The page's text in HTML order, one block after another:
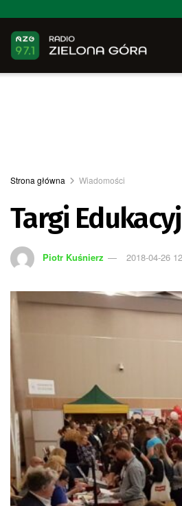
Strona główna Wiadomości
Targi
Piotr Kuśnierz 2018-04-26